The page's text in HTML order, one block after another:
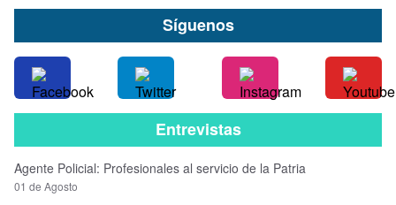
Síguenos
Entrevistas
Agente Policial: Profesionales al servicio de la Patria
01 de Agosto